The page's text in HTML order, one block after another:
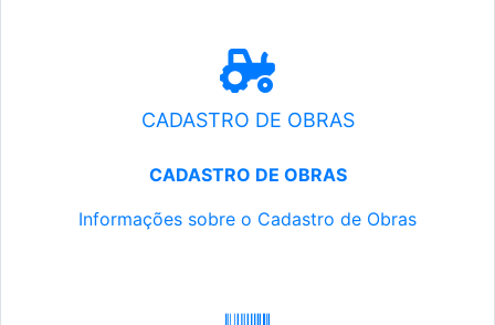
CADASTRO DE OBRAS
CADASTRO DE OBRAS
Informações sobre o Cadastro de Obras